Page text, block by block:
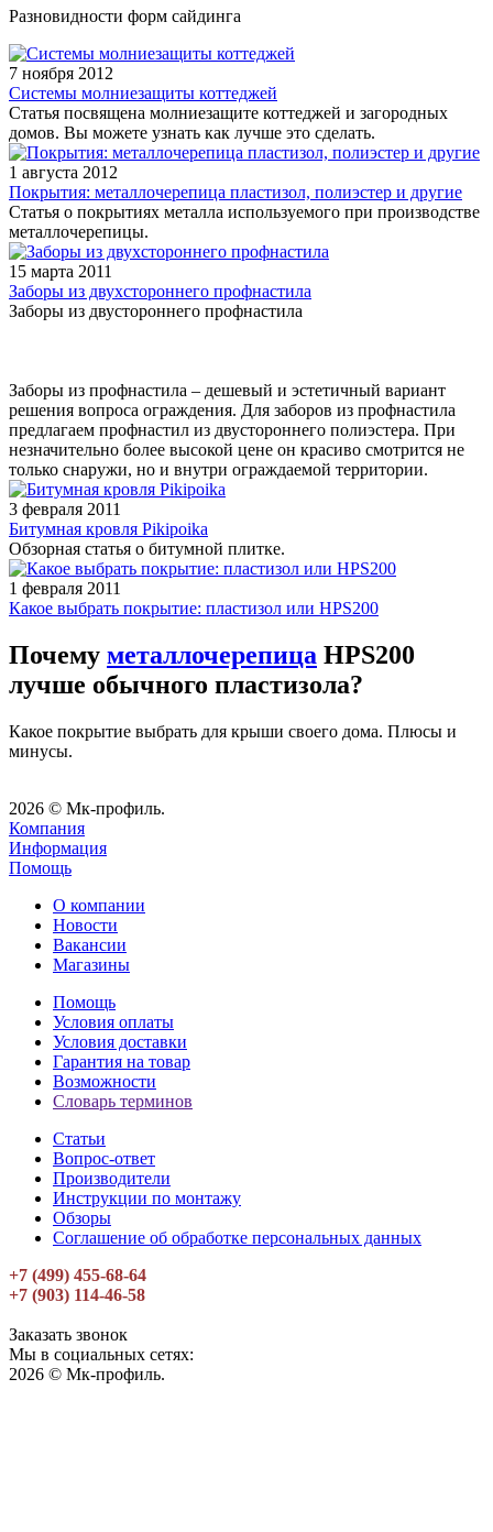
Разновидности форм сайдинга
7 ноября 2012
Системы молниезащиты коттеджей
Статья посвящена молниезащите коттеджей и загородных
домов. Вы можете узнать как лучше это сделать.
1 августа 2012
Покрытия: металлочерепица пластизол, полиэстер и другие
Статья о покрытиях металла используемого при производстве
металлочерепицы.
15 марта 2011
Заборы из двухстороннего профнастила
Заборы из двустороннего профнастила
Заборы из профнастила – дешевый и эстетичный вариант
решения вопроса ограждения. Для заборов из профнастила
предлагаем профнастил из двустороннего полиэстера. При
незначительно более высокой цене он красиво смотрится не
только снаружи, но и внутри ограждаемой территории.
3 февраля 2011
Битумная кровля Pikipoika
Обзорная статья о битумной плитке.
1 февраля 2011
Какое выбрать покрытие: пластизол или HPS200
Почему металлочерепица HPS200
лучше обычного пластизола?
Какое покрытие выбрать для крыши своего дома. Плюсы и
минусы.
2026 © Мк-профиль.
Компания
Информация
Помощь
О компании
Новости
Вакансии
Магазины
Помощь
Условия оплаты
Условия доставки
Гарантия на товар
Возможности
Словарь терминов
Статьи
Вопрос-ответ
Производители
Инструкции по монтажу
Обзоры
Соглашение об обработке персональных данных
+7 (499) 455-68-64
+7 (903) 114-46-58
Заказать звонок
Мы в социальных сетях:
2026 © Мк-профиль.